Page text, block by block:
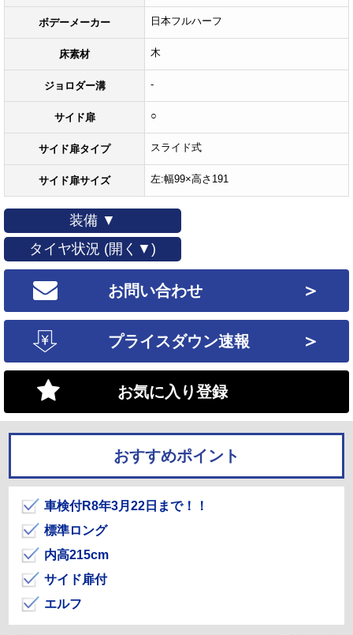
ボデーメーカー 日本フルハーフ
床素材 木
ジョロダー溝 -
サイド扉 ○
サイド扉タイプ スライド式
サイド扉サイズ 左:幅99×高さ191
装備 ▼
タイヤ状況 (開く▼)
お問い合わせ ＞
プライスダウン速報 ＞
お気に入り登録
おすすめポイント
車検付R8年3月22日まで！！
標準ロング
内高215cm
サイド扉付
エルフ